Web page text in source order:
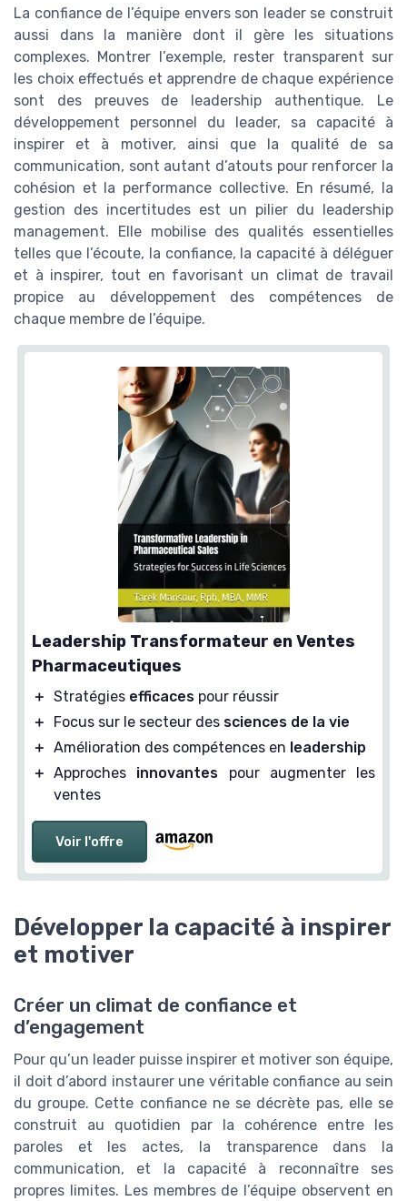
La confiance de l’équipe envers son leader se construit
aussi dans la manière dont il gère les situations
complexes. Montrer l’exemple, rester transparent sur
les choix effectués et apprendre de chaque expérience
sont des preuves de leadership authentique. Le
développement personnel du leader, sa capacité à
inspirer et à motiver, ainsi que la qualité de sa
communication, sont autant d’atouts pour renforcer la
cohésion et la performance collective. En résumé, la
gestion des incertitudes est un pilier du leadership
management. Elle mobilise des qualités essentielles
telles que l’écoute, la confiance, la capacité à déléguer
et à inspirer, tout en favorisant un climat de travail
propice au développement des compétences de
chaque membre de l’équipe.
Leadership Transformateur en Ventes
Pharmaceutiques
＋ Stratégies efficaces pour réussir
＋
Focus sur le secteur des sciences de la vie
＋ Amélioration des compétences en leadership
＋ Approches innovantes pour augmenter les
ventes
Voir l'offre
Développer la capacité à inspirer
et motiver
Créer un climat de confiance et
d’engagement
Pour qu’un leader puisse inspirer et motiver son équipe,
il doit d’abord instaurer une véritable confiance au sein
du groupe. Cette confiance ne se décrète pas, elle se
construit au quotidien par la cohérence entre les
paroles et les actes, la transparence dans la
communication, et la capacité à reconnaître ses
propres limites. Les membres de l’équipe observent en